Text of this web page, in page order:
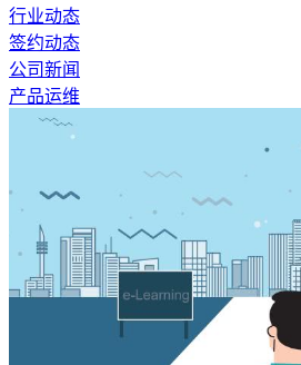
行业动态
签约动态
公司新闻
产品运维